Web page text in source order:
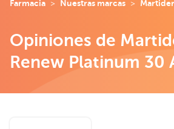
Farmacia Nuestras marcas
Opiniones de
Renew Platinum 30